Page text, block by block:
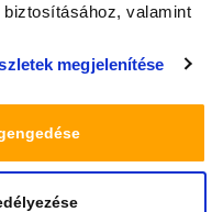
valamint
megosztjuk az
vagy az Ön által
megjelenítése